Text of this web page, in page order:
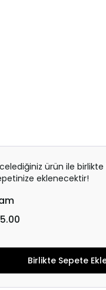
ürün ile
eklenecektir!
Birlikte Sepete